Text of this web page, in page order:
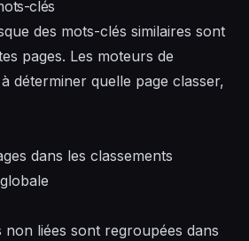
clés
des mots-clés similaires sont
pages. Les moteurs de
déterminer quelle page classer,
dans les classements
non liées sont regroupées dans